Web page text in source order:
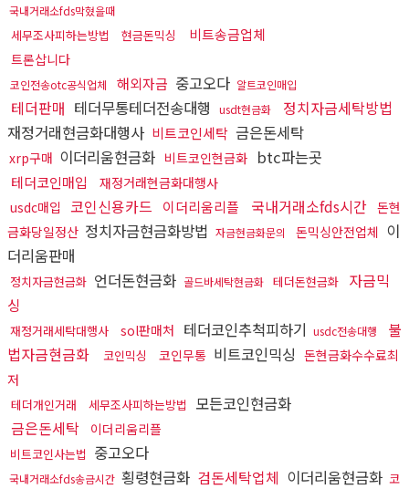
국내거래소fds막혔을때
세무조사피하는방법 현금돈믹싱 비트송금업체
트론삽니다
코인전송otc공식업체 해외자금 중고오다 알트코인매입
테더판매 테더무통테더전송대행 usdt현금화
정치자금세탁방법
재정거래현금화대행사 비트코인세탁 금은돈세탁
xrp구매 이더리움현금화 비트코인현금화 btc파는곳
테더코인매입
재정거래현금화대행사
usdc매입 코인신용카드 이더리움리플 국내거래소fds시간 돈현
금화당일정산 정치자금현금화방법 자금현금화문의 돈믹싱안전업체 이
더리움판매
정치자금현금화 언더돈현금화 골드바세탁현금화 테더돈현금화
자금믹
싱
재정거래세탁대행사 sol판매처 테더코인추척피하기 usdc전송대행
불
법자금현금화
코인믹싱 코인무통 비트코인믹싱 돈현금화수수료최
저
테더개인거래 세무조사피하는방법
모든코인현금화
금은돈세탁
이더리움리플
비트코인사는법 중고오다
국내거래소fds송금시간 횡령현금화 검돈세탁업체 이더리움현금화 코